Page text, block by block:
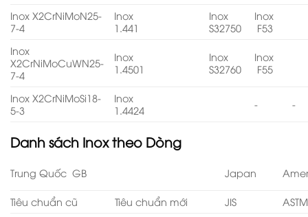
Inox X2CrNiMoN25-
7-4
Inox
1.441
Inox
S32750
Inox
F53
Inox
X2CrNiMoCuWN25-
7-4
Inox
1.4501
Inox
S32760
Inox
F55
Inox X2CrNiMoSi18-
5-3
Inox
1.4424
- -
Danh sách Inox theo Dòng
Trung Quốc GB Japan
Tiêu chuẩn cũ Tiêu chuẩn mới JIS
ASTM